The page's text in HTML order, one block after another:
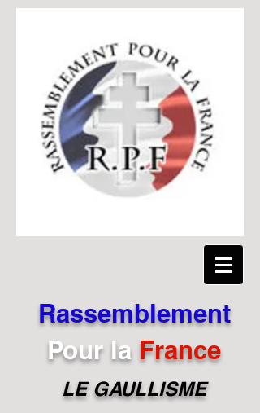
Rassemblement
Pour la France
LE GAULLISME